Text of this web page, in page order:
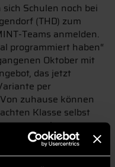
Schulen noch bei
(THD) zum
Teams anmelden.
programmiert haben“
Oktober mit
das jetzt
per
zuhause können
Klasse selbst
der